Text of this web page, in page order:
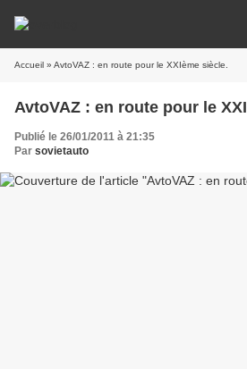
Accueil » AvtoVAZ : en route pour le XXIème siècle.
AvtoVAZ : en route pour le
Publié le 26/01/2011 à 21:35
Par sovietauto